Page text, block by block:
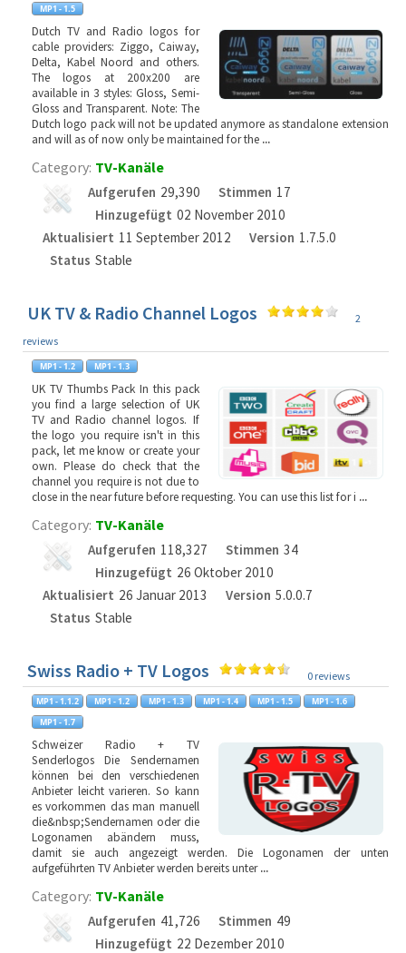
Dutch TV and Radio logos for
cable providers: Ziggo, Caiway,
Delta, Kabel Noord and others.
The logos at 200x200 are
available in 3 styles: Gloss, Semi-
Gloss and Transparent. Note: The
Dutch logo pack will not be updated anymore as standalone extension
and will as of now only be maintained for the ...
Category: TV-Kanäle
Aufgerufen 29,390 Stimmen 17
Hinzugefügt 02 November 2010
Aktualisiert 11 September 2012 Version 1.7.5.0
Status Stable
UK TV & Radio Channel Logos
2
reviews
UK TV Thumbs Pack In this pack
you find a large selection of UK
TV and Radio channel logos. If
the logo you require isn't in this
pack, let me know or create your
own. Please do check that the
channel you require is not due to
close in the near future before requesting. You can use this list for i ...
Category: TV-Kanäle
Aufgerufen 118,327 Stimmen 34
Hinzugefügt 26 Oktober 2010
Aktualisiert 26 Januar 2013 Version 5.0.0.7
Status Stable
Swiss Radio + TV Logos 0 reviews
Schweizer Radio + TV
Senderlogos Die Sendernamen
können bei den verschiedenen
Anbieter leicht varieren. So kann
es vorkommen das man manuell
die&nbsp;Sendernamen oder die
Logonamen abändern muss,
damit sie auch angezeigt werden. Die Logonamen der unten
aufgeführten TV Anbieter werden bereits unter...
Category: TV-Kanäle
Aufgerufen 41,726 Stimmen 49
Hinzugefügt 22 Dezember 2010